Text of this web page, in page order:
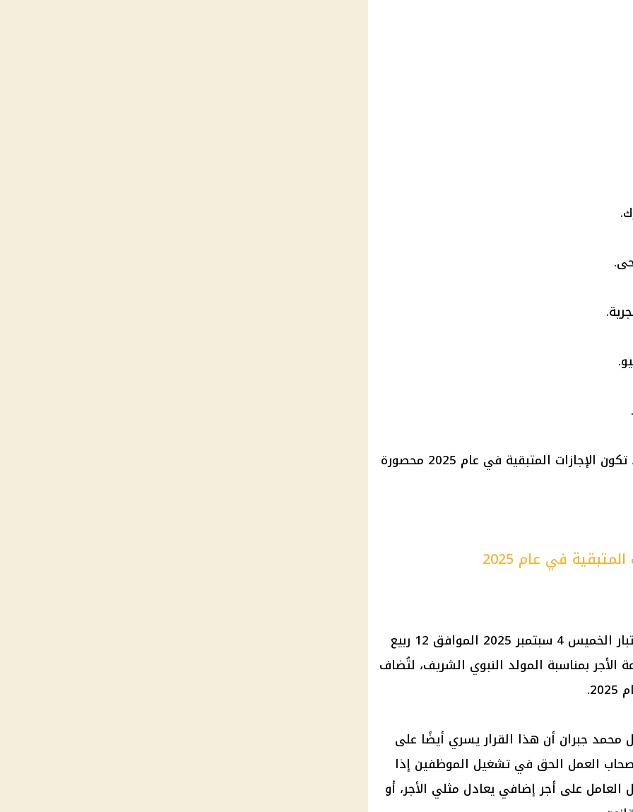
ومع إضافة ما تبقى من المناسبات، تكون الإجازات المتبقية في عام 2025 محصورة
في عام 2025
أصدر رئيس الوزراء قرارًا رسميًا باعتبار الخميس 4 سبتمبر 2025 الموافق 12 ربيع
مدفوعة الأجر بمناسبة المولد النبوي الشريف، لتُضاف
جبران أن هذا القرار يسري أيضًا على
العمل الحق في تشغيل الموظفين إذا
على أجر إضافي يعادل مثلي الأجر، أو